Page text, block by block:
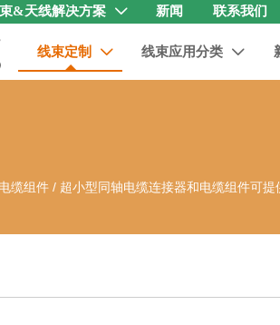
&天线解决方案  新闻 联系我们
线束定制  线束应用分类 
缆组件 / 超小型同轴电缆连接器和电缆组件可